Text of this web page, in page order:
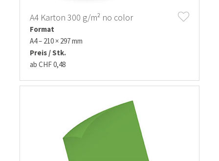
A4 Karton 300 g/m² no color
Format
A4 – 210 × 297 mm
Preis / Stk.
ab CHF 0,48